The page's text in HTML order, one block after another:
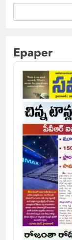
Epaper